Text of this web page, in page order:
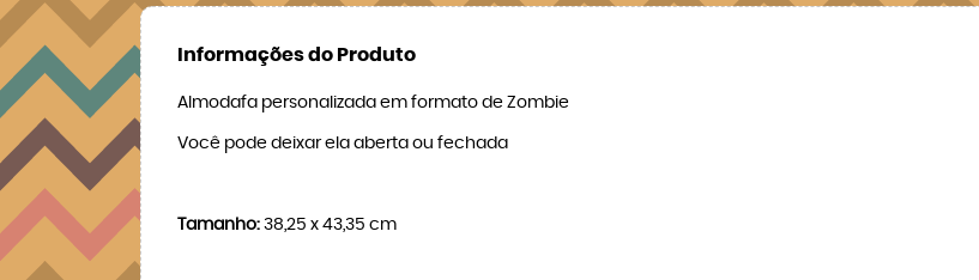
Informações do Produto
Almodafa personalizada em formato de Zombie
Você pode deixar ela aberta ou fechada
Tamanho: 38,25 x 43,35 cm